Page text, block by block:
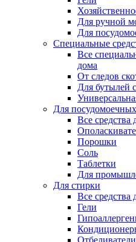
Для ручной
Для
Специальные
Все
дома
От следов
Для бутылей
Для
Все
Порошки
Соль
Таблетки
Для
Для стирки
Все средства
Гели
Отбеливатели